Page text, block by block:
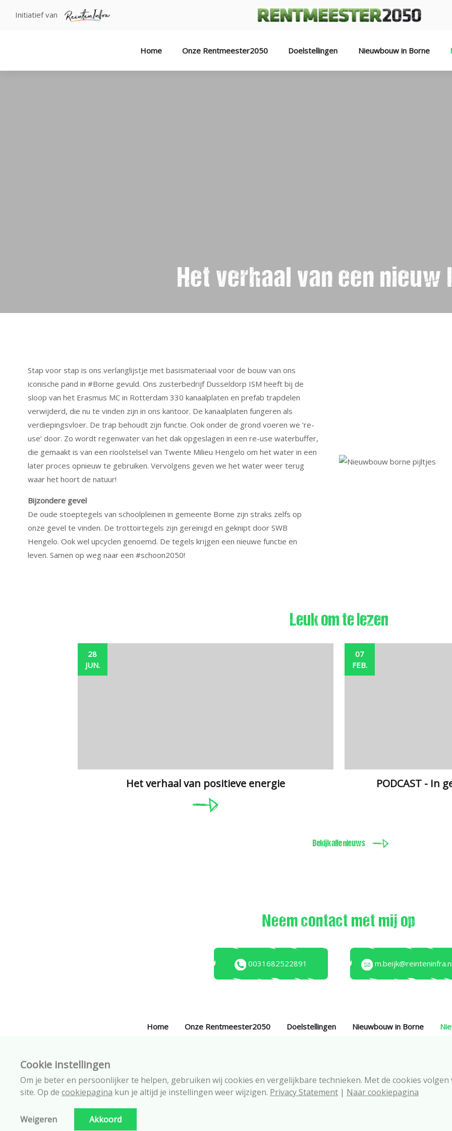
Initiatief van
Home Onze Rentmeester2050 Doelstellingen Nieuwbouw in Borne
Het verhaal van een nieuw
Stap voor stap is ons verlanglijstje met basismateriaal voor de bouw van ons
iconische pand in #Borne gevuld. Ons zusterbedrijf Dusseldorp ISM heeft bij de
sloop van het Erasmus MC in Rotterdam 330 kanaalplaten en prefab trapdelen
verwijderd, die nu te vinden zijn in ons kantoor. De kanaalplaten fungeren als
verdiepingsvloer. De trap behoudt zijn functie. Ook onder de grond voeren we ‘re-
use’ door. Zo wordt regenwater van het dak opgeslagen in een re-use waterbuffer,
die gemaakt is van een rioolstelsel van Twente Milieu Hengelo om het water in een
later proces opnieuw te gebruiken. Vervolgens geven we het water weer terug
waar het hoort de natuur!
Bijzondere gevel
De oude stoeptegels van schoolpleinen in gemeente Borne zijn straks zelfs op
onze gevel te vinden. De trottoirtegels zijn gereinigd en geknipt door SWB
Hengelo. Ook wel upcyclen genoemd. De tegels krijgen een nieuwe functie en
leven. Samen op weg naar een #schoon2050!
Leuk om te lezen
28
JUN.
Het verhaal van positieve energie
07
FEB.
PODCAST - In
Bekijk alle nieuws
Neem contact met mij op
0031682522891 m.beijk@reinteninfra.nl
Home Onze Rentmeester2050 Doelstellingen Nieuwbouw in Borne
Cookie instellingen
Om je beter en persoonlijker te helpen, gebruiken wij cookies en vergelijkbare technieken. Met de cookies
site. Op de cookiepagina kun je altijd je instellingen weer wijzigen. Privacy Statement | Naar cookiepagina
Weigeren Akkoord